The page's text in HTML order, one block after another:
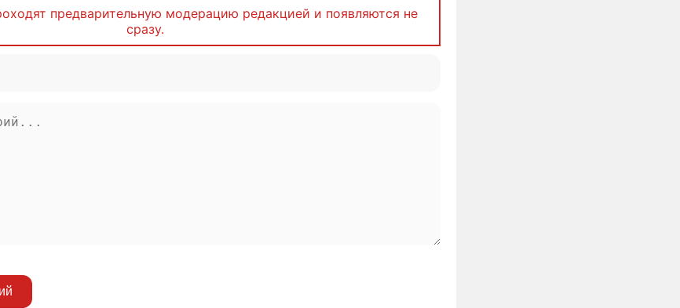
предварительную модерацию редакцией и появляются не
сразу.